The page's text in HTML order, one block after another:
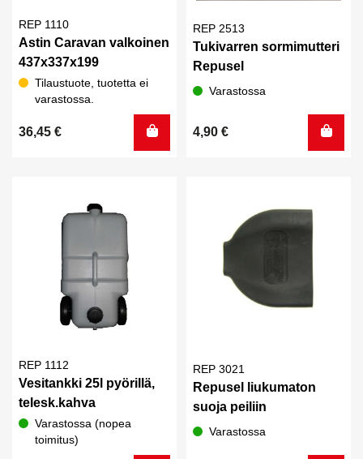
REP 1110
Astin Caravan valkoinen
437x337x199
Tilaustuote, tuotetta ei
varastossa.
36,45 €
REP 2513
Tukivarren sormimutteri
Repusel
Varastossa
4,90 €
REP 1112
Vesitankki 25l pyörillä,
telesk.kahva
Varastossa (nopea
toimitus)
REP 3021
Repusel liukumaton
suoja peiliin
Varastossa